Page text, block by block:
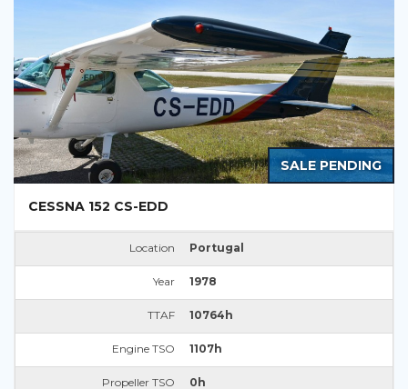
SALE PENDING
CESSNA 152 CS-EDD
Location Portugal
Year 1978
TTAF 10764h
Engine TSO 1107h
Propeller TSO 0h